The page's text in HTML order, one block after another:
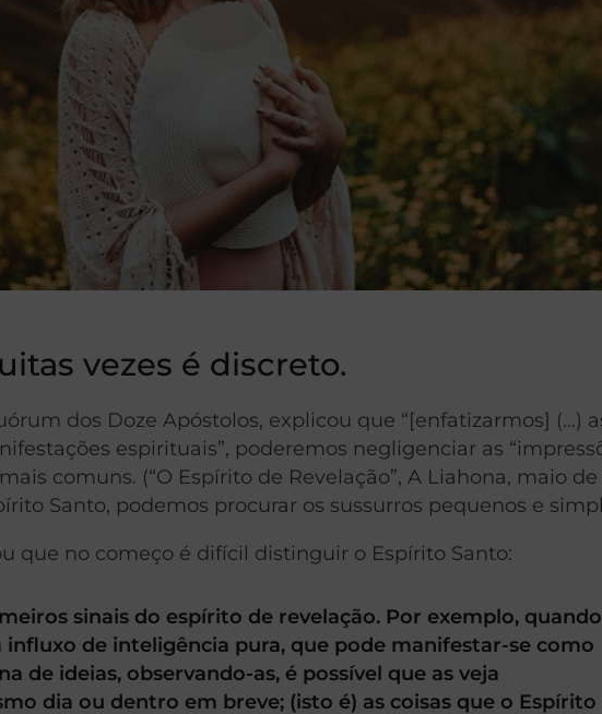
vezes é discreto.
dos Doze Apóstolos, explicou que “[enfatizarmos] (…)
espirituais”, poderemos negligenciar as
comuns. (“O Espírito de Revelação”, A Liahona, maio de
Santo, podemos procurar os sussurros pequenos e
que no começo é difícil distinguir o Espírito Santo:
sinais do espírito de revelação. Por exemplo, quando
influxo de inteligência pura, que pode manifestar-se como
de ideias, observando-as, é possível que as veja
dia ou dentro em breve; (isto é) as coisas que o Espírito